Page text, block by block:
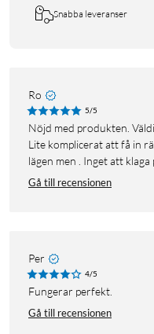
Snabba leveranser
Ro
5/5
Nöjd med produkten. Väldigt enkel att installera och sätta upp.
Lite komplicerat att få in
lägen men . Inget att klaga
Gå till recensionen
Per
4/5
Fungerar perfekt.
Gå till recensionen